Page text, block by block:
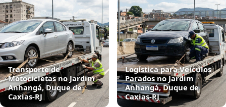
Transporte de
Motocicletas no Jardim
Anhangá, Duque de
Caxias‑RJ
Logística para Veículos
Parados no Jardim
Anhangá, Duque de
Caxias‑RJ